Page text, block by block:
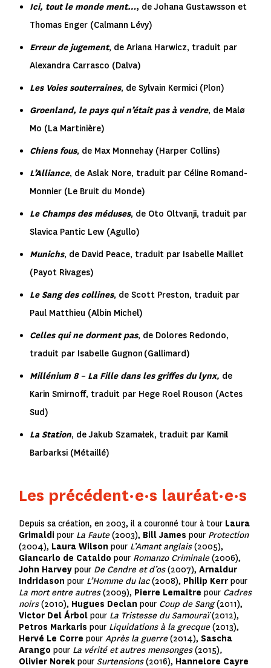
Ici, tout le monde ment…, de Johana Gustawsson et
Thomas Enger (Calmann Lévy)
Erreur de jugement, de Ariana Harwicz, traduit par
Alexandra Carrasco (Dalva)
Les Voies souterraines, de Sylvain Kermici (Plon)
Groenland, le pays qui n’était pas à vendre, de Malø
Mo (La Martinière)
Chiens fous, de Max Monnehay (Harper Collins)
L’Alliance, de Aslak Nore, traduit par Céline Romand-
Monnier (Le Bruit du Monde)
Le Champs des méduses, de Oto Oltvanji, traduit par
Slavica Pantic Lew (Agullo)
Munichs, de David Peace, traduit par Isabelle Maillet
(Payot Rivages)
Le Sang des collines, de Scott Preston, traduit par
Paul Matthieu (Albin Michel)
Celles qui ne dorment pas, de Dolores Redondo,
traduit par Isabelle Gugnon (Gallimard)
Millénium 8 – La Fille dans les griffes du lynx, de
Karin Smirnoff, traduit par Hege Roel Rouson (Actes
Sud)
La Station, de Jakub Szamałek, traduit par Kamil
Barbarksi (Métaillé)
Les précédent·e·s lauréat·e·s
Depuis sa création, en 2003, il a couronné tour à tour Laura
Grimaldi pour La Faute(2003), Bill James pour Protection
(2004), Laura Wilson pour L’Amant anglais(2005),
Giancarlo de Cataldo pour Romanzo Criminale(2006),
John Harvey pour De Cendre et d’os(2007),Arnaldur
Indridason pour L’Homme du lac(2008), Philip Kerr pour
La mort entre autres(2009), Pierre Lemaitre pour Cadres
noirs(2010), Hugues Declan pour Coup de Sang(2011),
Victor Del Árbol pour La Tristesse du Samouraï(2012),
Petros Markarispour Liquidations à la grecque(2013),
Hervé Le Corre pourAprès la guerre(2014),Sascha
Arango pour La vérité et autres mensonges(2015),
Olivier Norek pour Surtensions(2016), Hannelore Cayre